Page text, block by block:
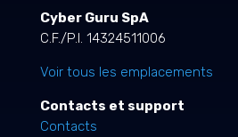
Cyber Guru SpA
C.F./P.I. 14324511006
Voir tous les emplacements
Contacts et support
Contacts